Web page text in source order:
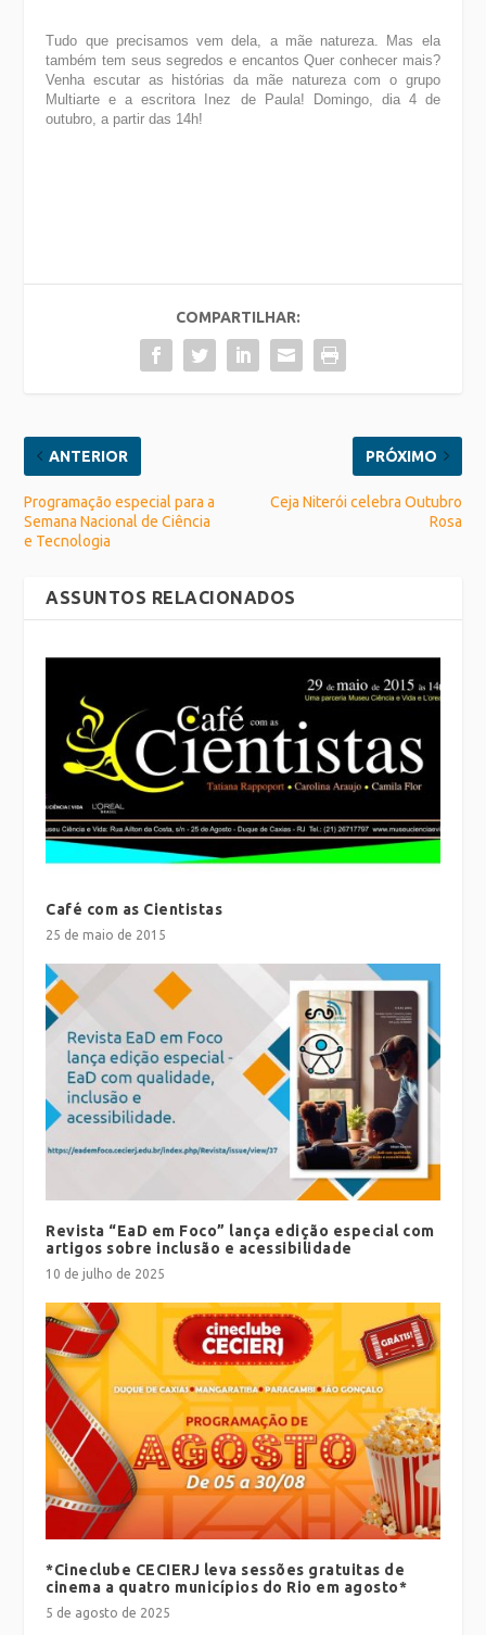
Tudo que precisamos vem dela, a mãe natureza. Mas ela
também tem seus segredos e encantos Quer conhecer mais?
Venha escutar as histórias da mãe natureza com o grupo
Multiarte e a escritora Inez de Paula! Domingo, dia 4 de
outubro, a partir das 14h!
COMPARTILHAR:
ANTERIOR
Programação especial para a
Semana Nacional de Ciência
e Tecnologia
PRÓXIMO
Ceja Niterói celebra Outubro
Rosa
ASSUNTOS RELACIONADOS
Café com as Cientistas
25 de maio de 2015
Revista “EaD em Foco” lança edição especial com
artigos sobre inclusão e acessibilidade
10 de julho de 2025
*Cineclube CECIERJ leva sessões gratuitas de
cinema a quatro municípios do Rio em agosto*
5 de agosto de 2025